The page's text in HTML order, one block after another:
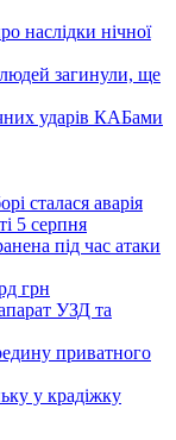
наслідки нічної
загинули, ще
ударів КАБами
сталася аварія
5 серпня
під час атаки
грн
УЗД та
приватного
у крадіжку